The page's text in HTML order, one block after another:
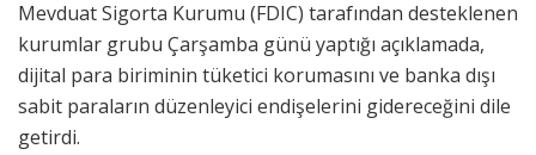
Mevduat Sigorta Kurumu (FDIC) tarafından desteklenen
kurumlar grubu Çarşamba günü yaptığı açıklamada,
dijital para biriminin tüketici korumasını ve banka dışı
sabit paraların düzenleyici endişelerini gidereceğini dile
getirdi.